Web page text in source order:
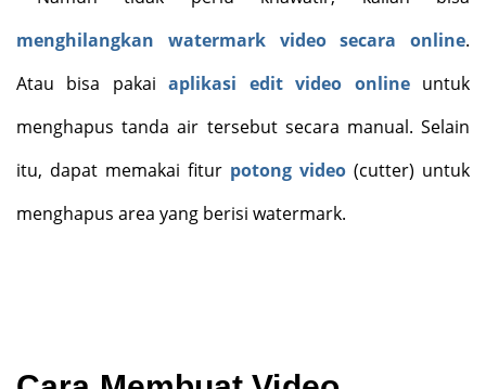
menghilangkan watermark video secara online.
Atau bisa pakaiaplikasi edit video onlineuntuk
menghapus tanda air tersebut secara manual. Selain
itu, dapat memakai fitur potong video (cutter) untuk
menghapus area yang berisi watermark.